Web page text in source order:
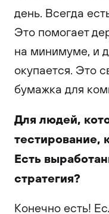
день. Всегда
Это помогает
на минимуме, и
окупается. Это
бумажка для
Для людей,
тестирование,
Есть
стратегия?
Конечно есть!